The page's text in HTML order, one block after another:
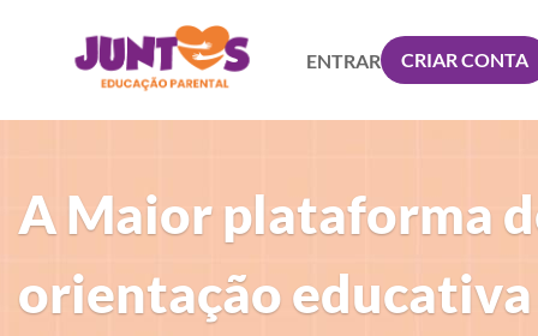
ENTRAR CRIAR CONTA
A Maior plataforma
orientação